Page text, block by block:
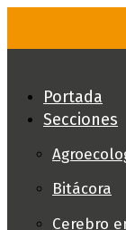
Portada
Secciones
Bitácora
Cerebro